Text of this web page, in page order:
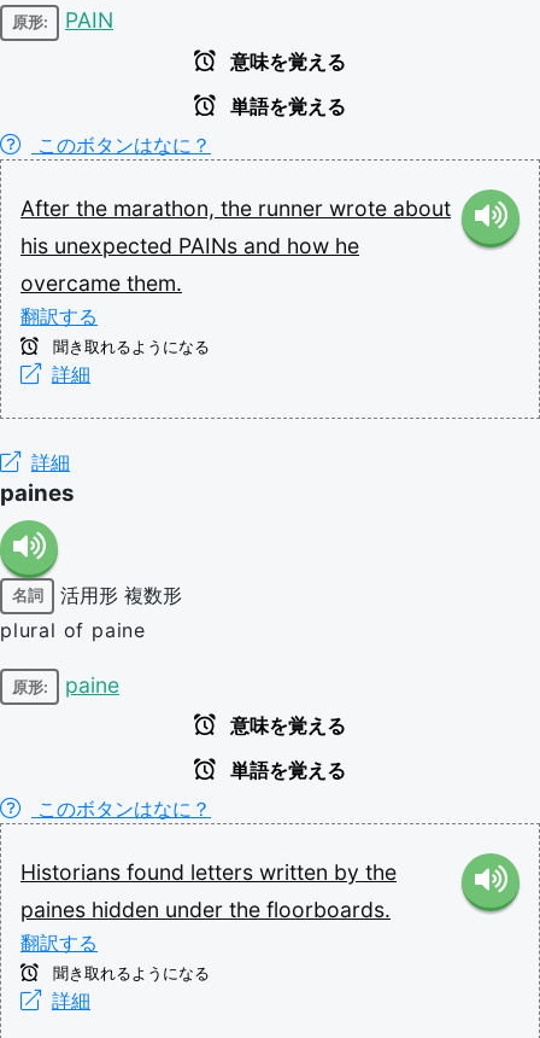
原形: PAIN
意味を覚える
単語を覚える
このボタンはなに？
After the marathon, the runner wrote about
his unexpected PAINs and how he
overcame them.
翻訳する
聞き取れるようになる
詳細
詳細
paines
名詞 活用形 複数形
plural of paine
原形: paine
意味を覚える
単語を覚える
このボタンはなに？
Historians found letters written by the
paines hidden under the floorboards.
翻訳する
聞き取れるようになる
詳細